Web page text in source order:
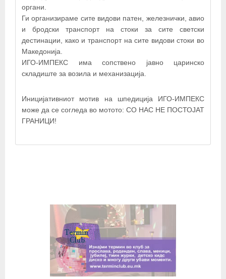
органи.
Ги организираме сите видови патен, железнички, авио
и бродски транспорт на стоки за сите светски
дестинации, како и транспорт на сите видови стоки во
Македонија.
ИГО-ИМПЕКС има сопствено јавно царинско
складиште за возила и механизација.
Иницијативниот мотив на шпедиција ИГО-ИМПЕКС
може да се согледа во мотото: СО НАС НЕ ПОСТОЈАТ
ГРАНИЦИ!